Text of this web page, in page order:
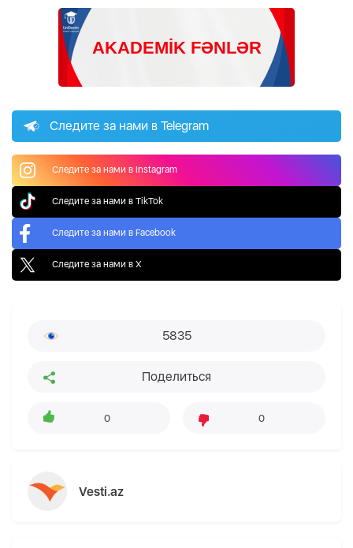
Следите за нами в Telegram
Следите за нами в Instagram
Следите за нами в TikTok
Следите за нами в Facebook
Следите за нами в X
5835
Поделиться
0 0
Vesti.az